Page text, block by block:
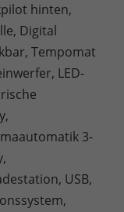
hinten,
Digital
Tempomat
LED-
3-
USB,